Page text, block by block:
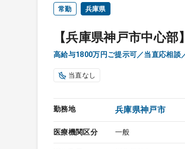
常勤 兵庫県
【兵庫県神戸市中心部
高給与1800万円ご提示可／当直応相談
当直なし
勤務地 兵庫県神戸市
医療機関区分 一般